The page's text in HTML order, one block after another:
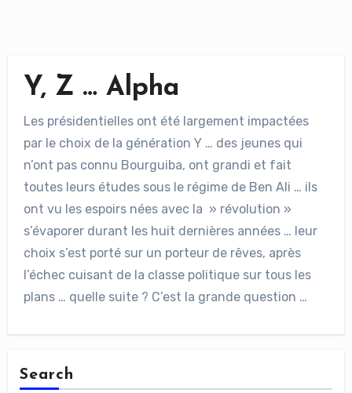
Y, Z … Alpha
Les présidentielles ont été largement impactées
par le choix de la génération Y … des jeunes qui
n’ont pas connu Bourguiba, ont grandi et fait
toutes leurs études sous le régime de Ben Ali … ils
ont vu les espoirs nées avec la » révolution »
s’évaporer durant les huit dernières années … leur
choix s’est porté sur un porteur de rêves, après
l’échec cuisant de la classe politique sur tous les
plans … quelle suite ? C’est la grande question …
Search